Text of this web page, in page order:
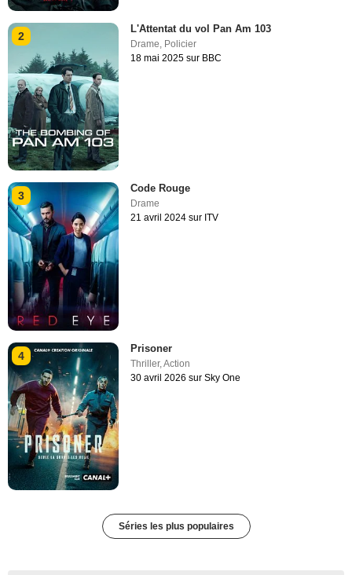
2
L'Attentat du vol Pan Am 103
Drame, Policier
18 mai 2025 sur BBC
3
Code Rouge
Drame
21 avril 2024 sur ITV
4
Prisoner
Thriller,Action
30 avril 2026 sur Sky One
Séries les plus populaires